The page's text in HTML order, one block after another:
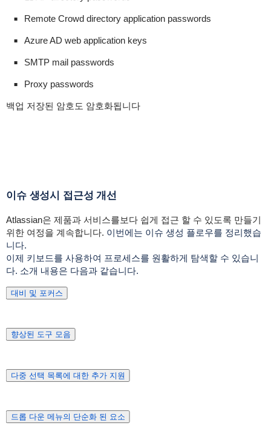
Remote Crowd directory application passwords
Azure AD web application keys
SMTP mail passwords
Proxy passwords
백업 저장된 암호도 암호화됩니다
이슈 생성시 접근성 개선
Atlassian은 제품과 서비스를보다 쉽게 접근 할 수 있도록 만들기
위한 여정을 계속합니다. 이번에는 이슈 생성 플로우를 정리했습
니다.
이제 키보드를 사용하여 프로세스를 원활하게 탐색할 수 있습니
다. 소개 내용은 다음과 같습니다.
대비 및 포커스
향상된 도구 모음
다중 선택 목록에 대한 추가 지원
드롭 다운 메뉴의 단순화 된 요소